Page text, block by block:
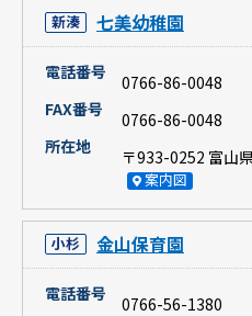
新湊 七美幼稚園
電話番号
0766-86-0048
FAX番号
0766-86-0048
所在地
〒933-0252 富山
案内図
小杉 金山保育園
電話番号
0766-56-1380